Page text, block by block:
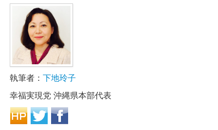
執筆者： 下地玲子
幸福実現党 沖縄県本部代表